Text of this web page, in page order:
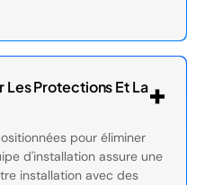
Protections Et La
pour éliminer
d'installation assure une
installation avec des